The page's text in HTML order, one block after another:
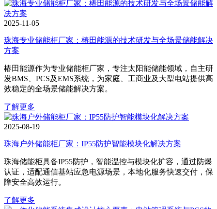
2025-11-05
珠海专业储能柜厂家：椿田能源的技术研发与全场景储能解决
方案
椿田能源作为专业储能柜厂家，专注太阳能储能领域，自主研
发BMS、PCS及EMS系统，为家庭、工商业及大型电站提供高
效稳定的全场景储能解决方案。
了解更多
2025-08-19
珠海户外储能柜厂家：IP55防护智能模块化解决方案
珠海储能柜具备IP55防护，智能温控与模块化扩容，通过防爆
认证，适配通信基站应急电源场景，本地化服务快速交付，保
障安全高效运行。
了解更多